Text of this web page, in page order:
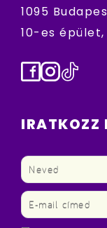
1095
10-es épület,
Facebook
TikTok
IRATKOZZ